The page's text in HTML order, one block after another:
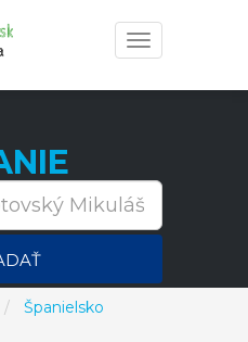
Toggle
navigation
Španielsko